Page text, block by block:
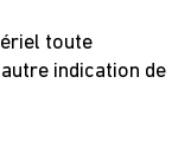
toute
indication de